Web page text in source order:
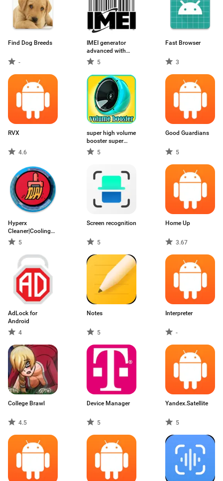
Find Dog Breeds
-
IMEI generator
advanced with
analyzer
5
Fast Browser
3
RVX
4.6
super high volume
booster super
loud5
Good Guardians
5
Hyperx
Cleaner|Cooling
Master
5
Screen recognition
5
Home Up
3.67
AdLock for
Android
4
Notes
5
Interpreter
-
College Brawl
4.5
Device Manager
5
Yandex.Satellite
5